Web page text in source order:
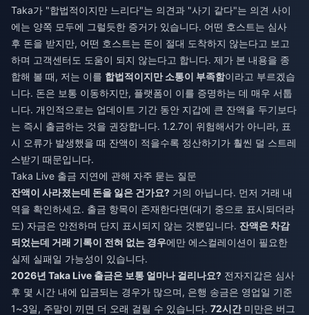
Taka가 "합법적이지만 느리다"는 의견과 "사기 같다"는 의견 사이
에는 양쪽 모두에 그럴듯한 증거가 있습니다. 어떤 호스트는 심사
후 돈을 받지만, 어떤 호스트는 돈이 절대 도착하지 않는다고 보고
하며 고객센터도 도움이 되지 않는다고 합니다. 제가 본 내용을 종
합해 볼 때, 저는 이를 합법적이지만 소통이 부족함이라고 부르겠습
니다. 돈은 보통 이동하지만, 플랫폼이 이를 증명하는 데 매우 서툽
니다. 개인적으로는 업데이트 기간 동안 지갑에 큰 잔액을 두기보다
는 즉시 출금하는 것을 권장합니다. 1.2.7이 위험해서가 아니라, 표
시 오류가 발생했을 때 잔액이 적을수록 정산하기가 훨씬 덜 스트레
스받기 때문입니다.
Taka Live 출금 지연에 관해 자주 묻는 질문
잔액이 사라졌는데 돈을 잃은 건가요? 거의 아닙니다. 먼저 거래 내
역을 확인하세요. 출금 항목이 존재한다면(대기 중으로 표시되더라
도) 자금은 안전하며 단지 표시되지 않는 것뿐입니다. 잔액은 차감
되었는데 거래 기록이 전혀 없는 경우에만 에스컬레이션이 필요한
실제 실패일 가능성이 있습니다.
2026년 Taka Live 출금은 보통 얼마나 걸리나요? 전자지갑은 심사
후 몇 시간 내에 입금되는 경우가 많으며, 은행 송금은 영업일 기준
1~3일, 주말이 끼면 더 오래 걸릴 수 있습니다. 72시간미만은 버그